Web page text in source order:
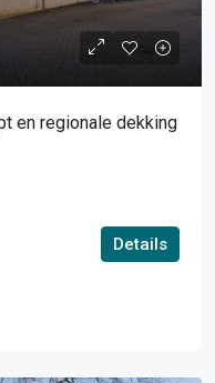
en regionale dekking
Details